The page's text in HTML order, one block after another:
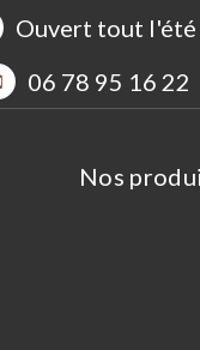
Ouvert tout l'été
06 78 95 16 22
Nos